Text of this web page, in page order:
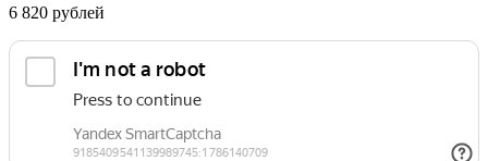
6 820 рублей